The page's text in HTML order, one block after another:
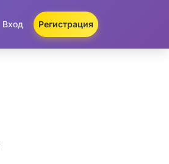
Вход Регистрация